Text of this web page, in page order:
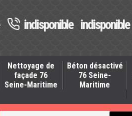
indisponible indisponible
Nettoyage de
façade 76
Seine-Maritime
Béton désactivé
76 Seine-
Maritime